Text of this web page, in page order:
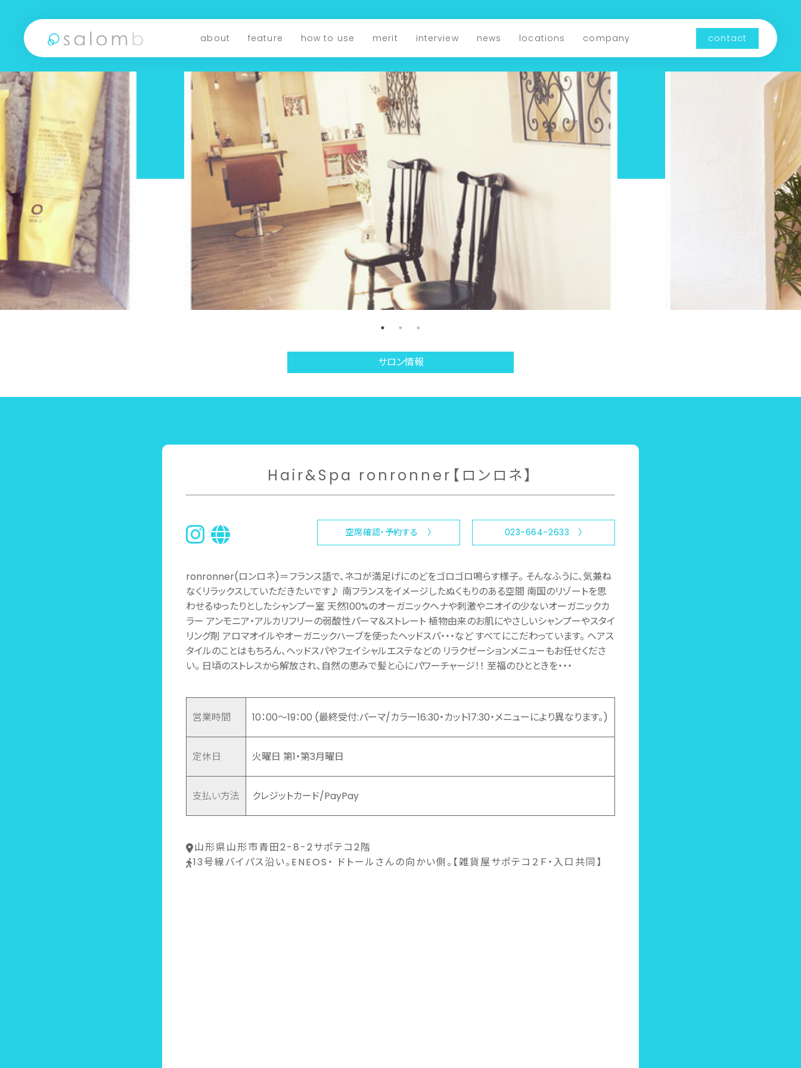
about feature how to use merit interview news locations company contact
サロン情報
Hair&Spa ronronner【ロンロネ】
空席確認・予約する 〉 023-664-2633 〉
ronronner(ロンロネ)＝フランス語で、ネコが満足げにのどをゴロゴロ鳴らす様子。 そんなふうに、気兼ね
なくリラックスしていただきたいです♪ 南フランスをイメージしたぬくもりのある空間 南国のリゾートを思
わせるゆったりとしたシャンプー室 天然100%のオーガニックヘナや刺激やニオイの少ないオーガニックカ
ラー アンモニア・アルカリフリーの弱酸性パーマ＆ストレート 植物由来のお肌にやさしいシャンプーやスタイ
リング剤 アロマオイルやオーガニックハーブを使ったヘッドスパ・・・など すべてにこだわっています。 ヘアス
タイルのことはもちろん、ヘッドスパやフェイシャルエステなどの リラクゼーションメニューもお任せくださ
い。 日頃のストレスから解放され、自然の恵みで髪と心にパワーチャージ！！ 至福のひとときを・・・
営業時間 10：00～19：00 (最終受付:パーマ/カラー16:30・カット17:30・メニューにより異なります。)
定休日 火曜日 第1・第3月曜日
支払い方法 クレジットカード/PayPay
山形県山形市青田2-8-2サポテコ2階
13号線バイパス沿い。ENEOS・ ドトールさんの向かい側。【雑貨屋サポテコ２Ｆ・入口共同】